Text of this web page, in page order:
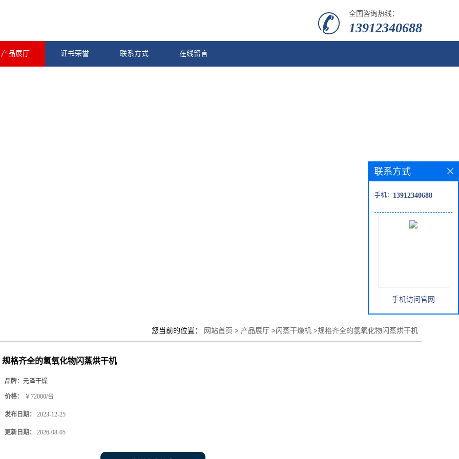
全国咨询热线：
13912340688
产品展厅 证书荣誉 联系方式 在线留言
您当前的位置： 网站首页 > 产品展厅 >闪蒸干燥机 >规格齐全的氢氧化物闪蒸烘干机
规格齐全的氢氧化物闪蒸烘干机
品牌： 元泽干燥
价格： ￥72000/台
发布日期： 2023-12-25
更新日期： 2026-08-05
联系方式
手机： 13912340688
手机访问官网